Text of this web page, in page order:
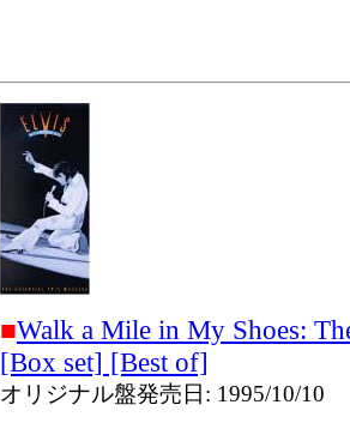
■Walk a Mile in My Shoes:
[Box set] [Best of]
オリジナル盤発売日: 1995/10/10